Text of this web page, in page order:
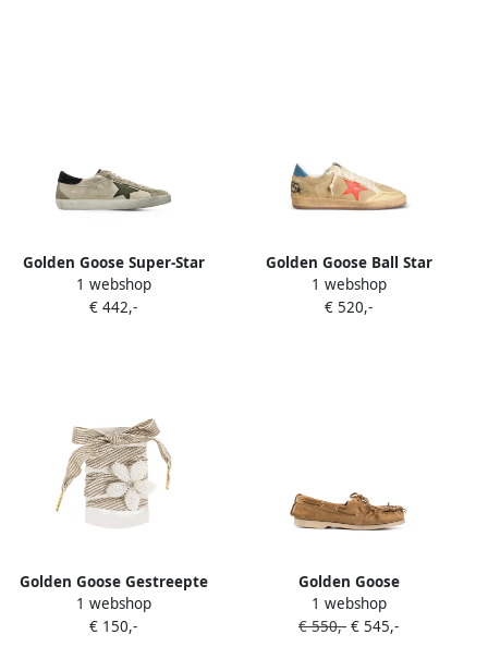
Golden Goose Super-Star
sneakers met gerafeld-
effect Beige
1 webshop
€ 442,-
Golden Goose Ball Star
sneakers van suède met
leren ster en nappa hiellus
1 webshop
€ 520,-
Golden Goose Gestreepte
schoenveters verfraaid met
parels Beige
1 webshop
€ 150,-
Golden Goose
Bootschoenen verfraaid
met kralen en franje Beige
1 webshop
€ 550,- € 545,-